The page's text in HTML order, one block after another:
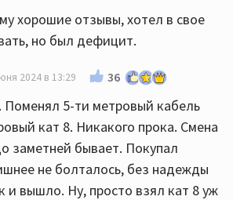
хорошие отзывы, хотел в свое
но был дефицит.
2024 в 13:29 36
Поменял 5-ти метровый кабель
кат 8. Никакого прока. Смена
заметней бывает. Покупал
не болталось, без надежды
и вышло. Ну, просто взял кат 8 уж